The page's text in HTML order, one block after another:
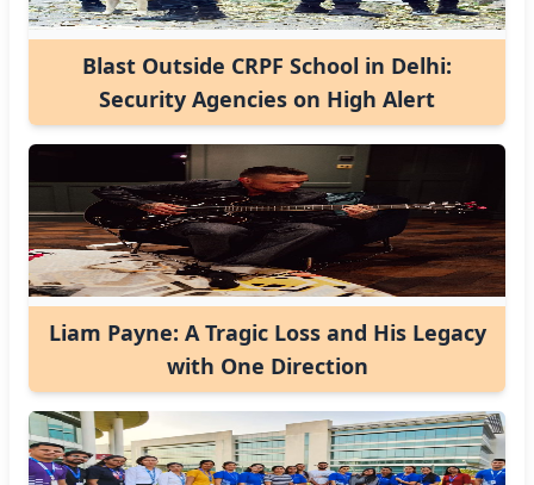
Blast Outside CRPF School in Delhi:
Security Agencies on High Alert
Liam Payne: A Tragic Loss and His Legacy
with One Direction